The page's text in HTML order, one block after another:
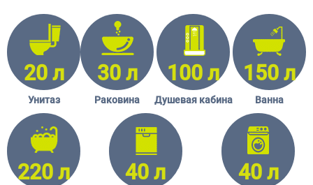
20 л
Унитаз
30 л
Раковина
100 л
Душевая кабина
150 л
Ванна
220 л 40 л 40 л